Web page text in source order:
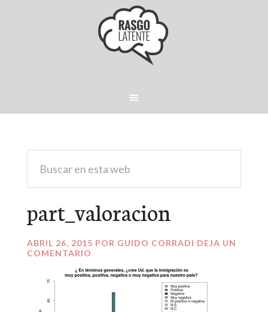
part_valoracion
ABRIL 26, 2015 POR GUIDO CORRADI DEJA UN
COMENTARIO